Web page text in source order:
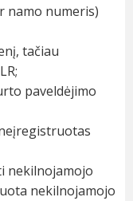
namo numeris)
tačiau
paveldėjimo
nekilnojamojo
nekilnojamojo